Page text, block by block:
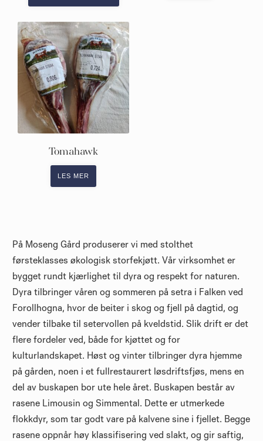
Tomahawk
LES MER
På Moseng Gård produserer vi med stolthet
førsteklasses økologisk storfekjøtt. Vår virksomhet er
bygget rundt kjærlighet til dyra og respekt for naturen.
Dyra tilbringer våren og sommeren på setra i Falken ved
Forollhogna, hvor de beiter i skog og fjell på dagtid, og
vender tilbake til setervollen på kveldstid. Slik drift er det
flere fordeler ved, både for kjøttet og for
kulturlandskapet. Høst og vinter tilbringer dyra hjemme
på gården, noen i et fullrestaurert løsdriftsfjøs, mens en
del av buskapen bor ute hele året. Buskapen består av
rasene Limousin og Simmental. Dette er utmerkede
flokkdyr, som tar godt vare på kalvene sine i fjellet. Begge
rasene oppnår høy klassifisering ved slakt, og gir saftig,